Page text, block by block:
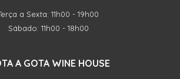
a Sexta: 11h00 - 19h00
Sábado: 11h00 - 18h00
A GOTA WINE HOUSE